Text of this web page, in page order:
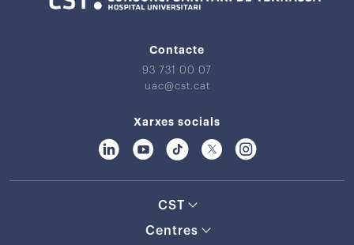
Contacte
93 731 00 07
uac@cst.cat
Xarxes socials
CST
Centres